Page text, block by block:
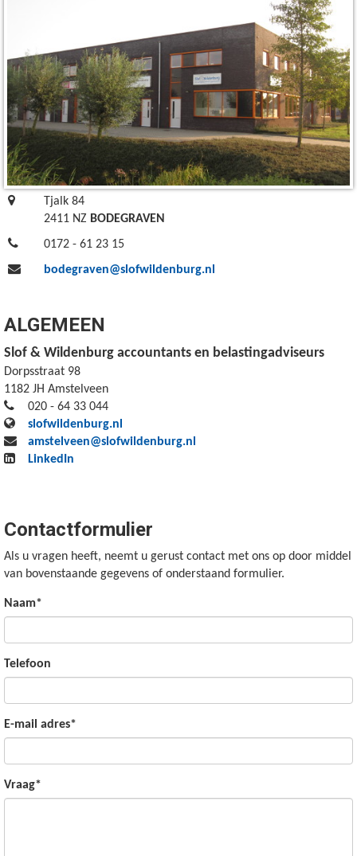
Tjalk 84
2411 NZ BODEGRAVEN
0172 - 61 23 15
bodegraven@slofwildenburg.nl
ALGEMEEN
Slof & Wildenburg accountants en belastingadviseurs
Dorpsstraat 98
1182 JH Amstelveen
020 - 64 33 044
slofwildenburg.nl
amstelveen@slofwildenburg.nl
LinkedIn
Contactformulier
Als u vragen heeft, neemt u gerust contact met ons op door middel
van bovenstaande gegevens of onderstaand formulier.
Naam*
Telefoon
E-mail adres*
Vraag*